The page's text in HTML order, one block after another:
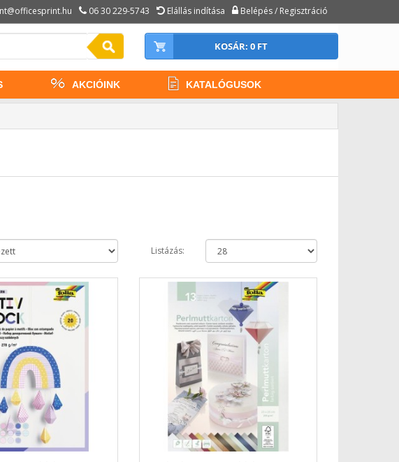
06 30 229-5743 Elállás indítása Belépés / Regisztráció
KOSÁR: 0 FT
AKCIÓINK KATALÓGUSOK
Listázás: